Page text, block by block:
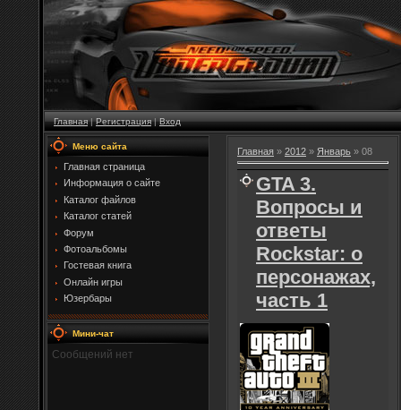
Главная|Регистрация|Вход
Меню сайта
Главная страница
Информация о сайте
Каталог файлов
Каталог статей
Форум
Фотоальбомы
Гостевая книга
Онлайн игры
Юзербары
Мини-чат
Главная » 2012 » Январь » 08
GTA 3.
Вопросы и
ответы
Rockstar: о
персонажах,
часть 1